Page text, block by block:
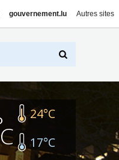
gouvernement.lu Autres sites
24°C
17°C